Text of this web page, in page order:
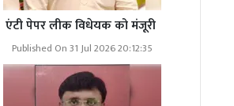
एंटी पेपर लीक विधेयक को मंजूरी
Published On 31 Jul 2026 20:12:35